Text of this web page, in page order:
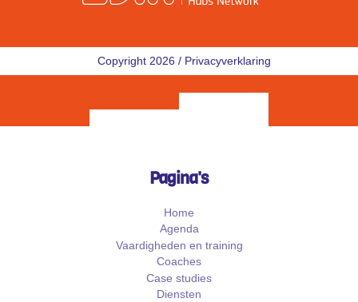
Copyright 2026 / Privacyverklaring
Pagina's
Home
Agenda
Vaardigheden en training
Coaches
Case studies
Diensten